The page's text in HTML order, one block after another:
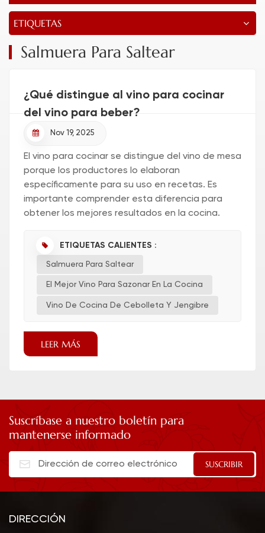
ETIQUETAS
Salmuera Para Saltear
¿Qué distingue al vino para cocinar
del vino para beber?
Nov 19, 2025
El vino para cocinar se distingue del vino de mesa
porque los productores lo elaboran
específicamente para su uso en recetas. Es
importante comprender esta diferencia para
obtener los mejores resultados en la cocina.
sabor de tus comidas y ayudarte a co...
ETIQUETAS CALIENTES :
Salmuera Para Saltear
El Mejor Vino Para Sazonar En La Cocina
Vino De Cocina De Cebolleta Y Jengibre
LEER MÁS
Suscríbase a nuestro boletín para
mantenerse informado
DIRECCIÓN